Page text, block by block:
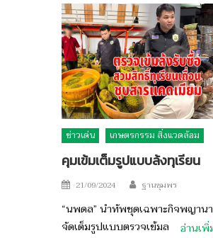
ข่าวเด่น เกษตรกรรม สิ่งแวดล้อม
คุมเข้มเต็มรูปแบบล้งทุเรียน
Posted
21/09/2024 Author
ฐานชุมพร
“นพดล” นำทัพชุดเฉพาะกิจพญาน
จัดเต็มรูปแบบตรวจเข้มล
อ่านเ